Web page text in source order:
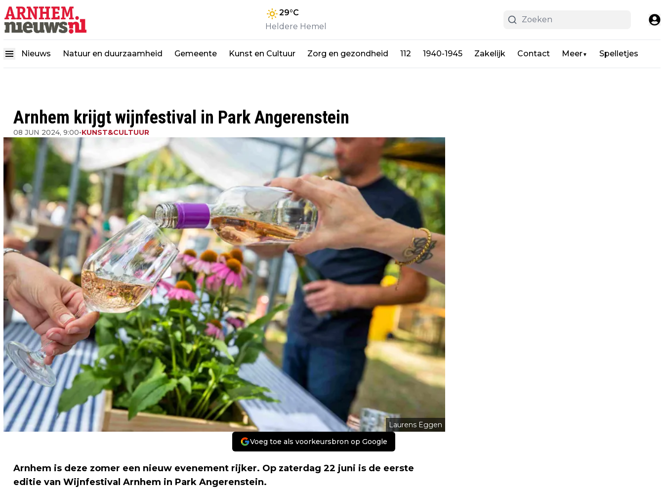
29°C
Heldere Hemel
Nieuws Natuur en duurzaamheid Gemeente Kunst en Cultuur Zorg en gezondheid 112 1940-1945 Zakelijk Contact Meer▼ Spelletjes
Arnhem krijgt wijnfestival in Park Angerenstein
08 JUN 2024, 9:00•KUNST&CULTUUR
Laurens Eggen
Voeg toe als voorkeursbron op Google
Arnhem is deze zomer een nieuw evenement rijker. Op zaterdag 22 juni is de eerste
editie van Wijnfestival Arnhem in Park Angerenstein.